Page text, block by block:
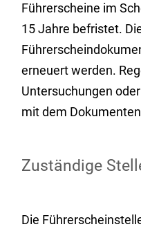
Führerscheine im
15 Jahre befristet.
erneuert werden.
Untersuchungen
mit dem
Zuständige
Die